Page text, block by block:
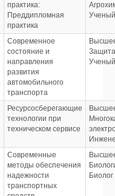
практика:
Преддипломная
практика
Современное
состояние и
направления
развития
автомобильного
транспорта
Ресурсосберегающие
технологии при
техническом сервисе
Современные
методы обеспечения
надежности
транспортных
Биолог